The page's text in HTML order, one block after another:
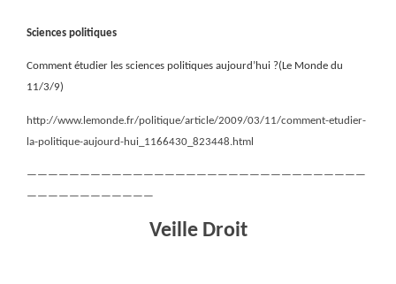
Sciences politiques
Comment étudier les sciences politiques aujourd’hui ?(Le Monde du
11/3/9)
http://www.lemonde.fr/politique/article/2009/03/11/comment-etudier-
la-politique-aujourd-hui_1166430_823448.html
————————————————————————————————
————————————
Veille Droit